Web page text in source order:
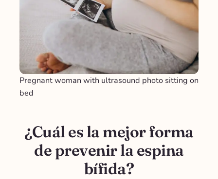
Pregnant woman with ultrasound photo sitting on
bed
¿Cuál es la mejor forma
de prevenir la espina
bífida?